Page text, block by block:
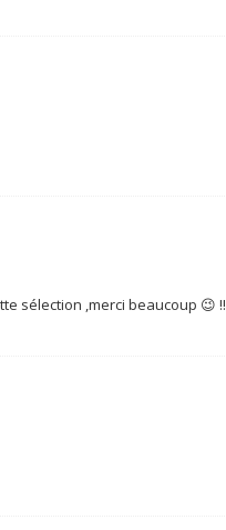
sélection ,merci beaucoup 😉 !!